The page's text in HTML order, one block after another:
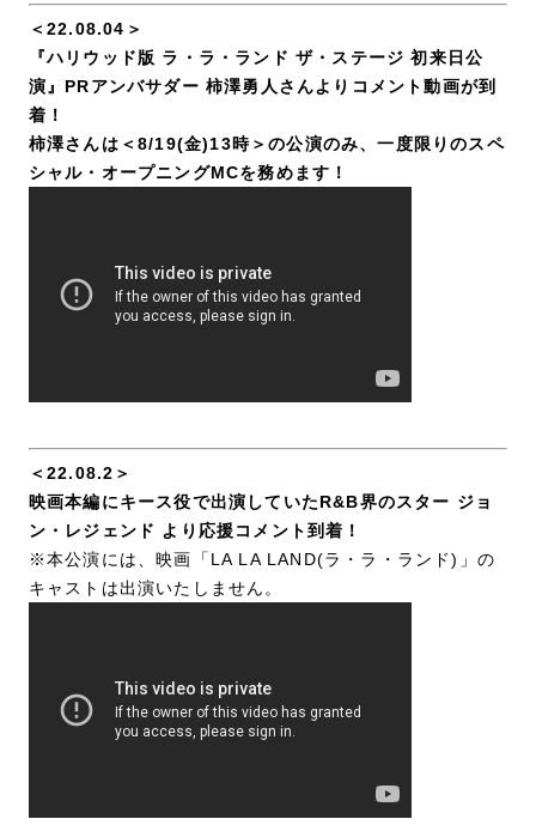
＜22.08.04＞
『ハリウッド版 ラ・ラ・ランド ザ・ステージ 初来日公
演』PRアンバサダー 柿澤勇人さんよりコメント動画が到
着！
柿澤さんは＜8/19(金)13時＞の公演のみ、一度限りのスペ
シャル・オープニングMCを務めます！
＜22.08.2＞
映画本編にキース役で出演していたR&B界のスター ジョ
ン・レジェンド より応援コメント到着！
※本公演には、映画「LA LA LAND(ラ・ラ・ランド)」の
キャストは出演いたしません。